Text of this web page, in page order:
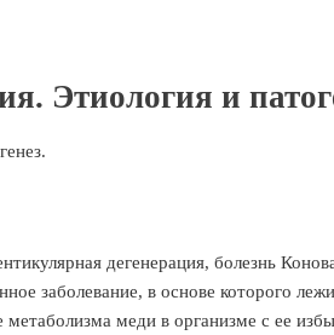
Этиология и
дегенерация, болезнь
заболевание, в основе которого
меди в организме с ее